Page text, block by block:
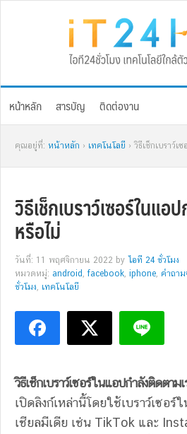
หน้าหลัก สารบัญ ติดต่องาน
คุณอยู่ที่: หน้าหลัก › เทคโนโลยี › วิธีเช็กเบราว์
วิธีเช็กเบราว์เซอร์ในแอ
หรือไม่
วันที่: 11 พฤศจิกายน 2022 by ไอที 24 ชั่วโมง
หมวดหมู่: android ,facebook, iphone, คำถา
ชั่วโมง, เทคโนโลยี
วิธีเช็กเบราว์เซอร์ในแอปกำลังติดตาม
เปิดลิงก์เหล่านี้โดยใช้เบราว์เซอ
เชียลมีเดีย เช่น TikTok และ